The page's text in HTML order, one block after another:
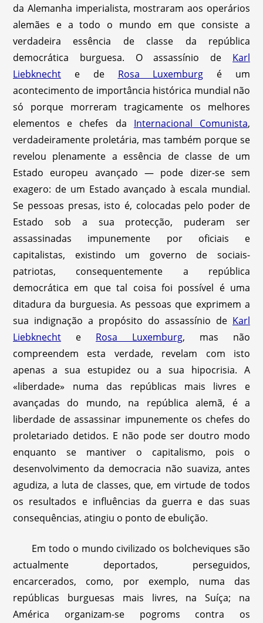
da Alemanha imperialista, mostraram aos operários
alemães e a todo o mundo em que consiste a
verdadeira essência de classe da república
democrática burguesa. O assassínio de Karl
Liebknecht e de Rosa Luxemburg é um
acontecimento de importância histórica mundial não
só porque morreram tragicamente os melhores
elementos e chefes da Internacional Comunista,
verdadeiramente proletária, mas também porque se
revelou plenamente a essência de classe de um
Estado europeu avançado — pode dizer-se sem
exagero: de um Estado avançado à escala mundial.
Se pessoas presas, isto é, colocadas pelo poder de
Estado sob a sua protecção, puderam ser
assassinadas impunemente por oficiais e
capitalistas, existindo um governo de sociais-
patriotas, consequentemente a república
democrática em que tal coisa foi possível é uma
ditadura da burguesia. As pessoas que exprimem a
sua indignação a propósito do assassínio de Karl
Liebknecht e Rosa Luxemburg, mas não
compreendem esta verdade, revelam com isto
apenas a sua estupidez ou a sua hipocrisia. A
«liberdade» numa das repúblicas mais livres e
avançadas do mundo, na república alemã, é a
liberdade de assassinar impunemente os chefes do
proletariado detidos. E não pode ser doutro modo
enquanto se mantiver o capitalismo, pois o
desenvolvimento da democracia não suaviza, antes
agudiza, a luta de classes, que, em virtude de todos
os resultados e influências da guerra e das suas
consequências, atingiu o ponto de ebulição.
Em todo o mundo civilizado os bolcheviques são
actualmente deportados, perseguidos,
encarcerados, como, por exemplo, numa das
repúblicas burguesas mais livres, na Suíça; na
América organizam-se pogroms contra os